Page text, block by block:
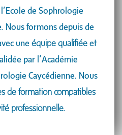
de Sophrologie
Nous formons depuis de
une équipe qualifiée et
par l’Académie
Caycédienne. Nous
de formation compatibles
professionnelle.